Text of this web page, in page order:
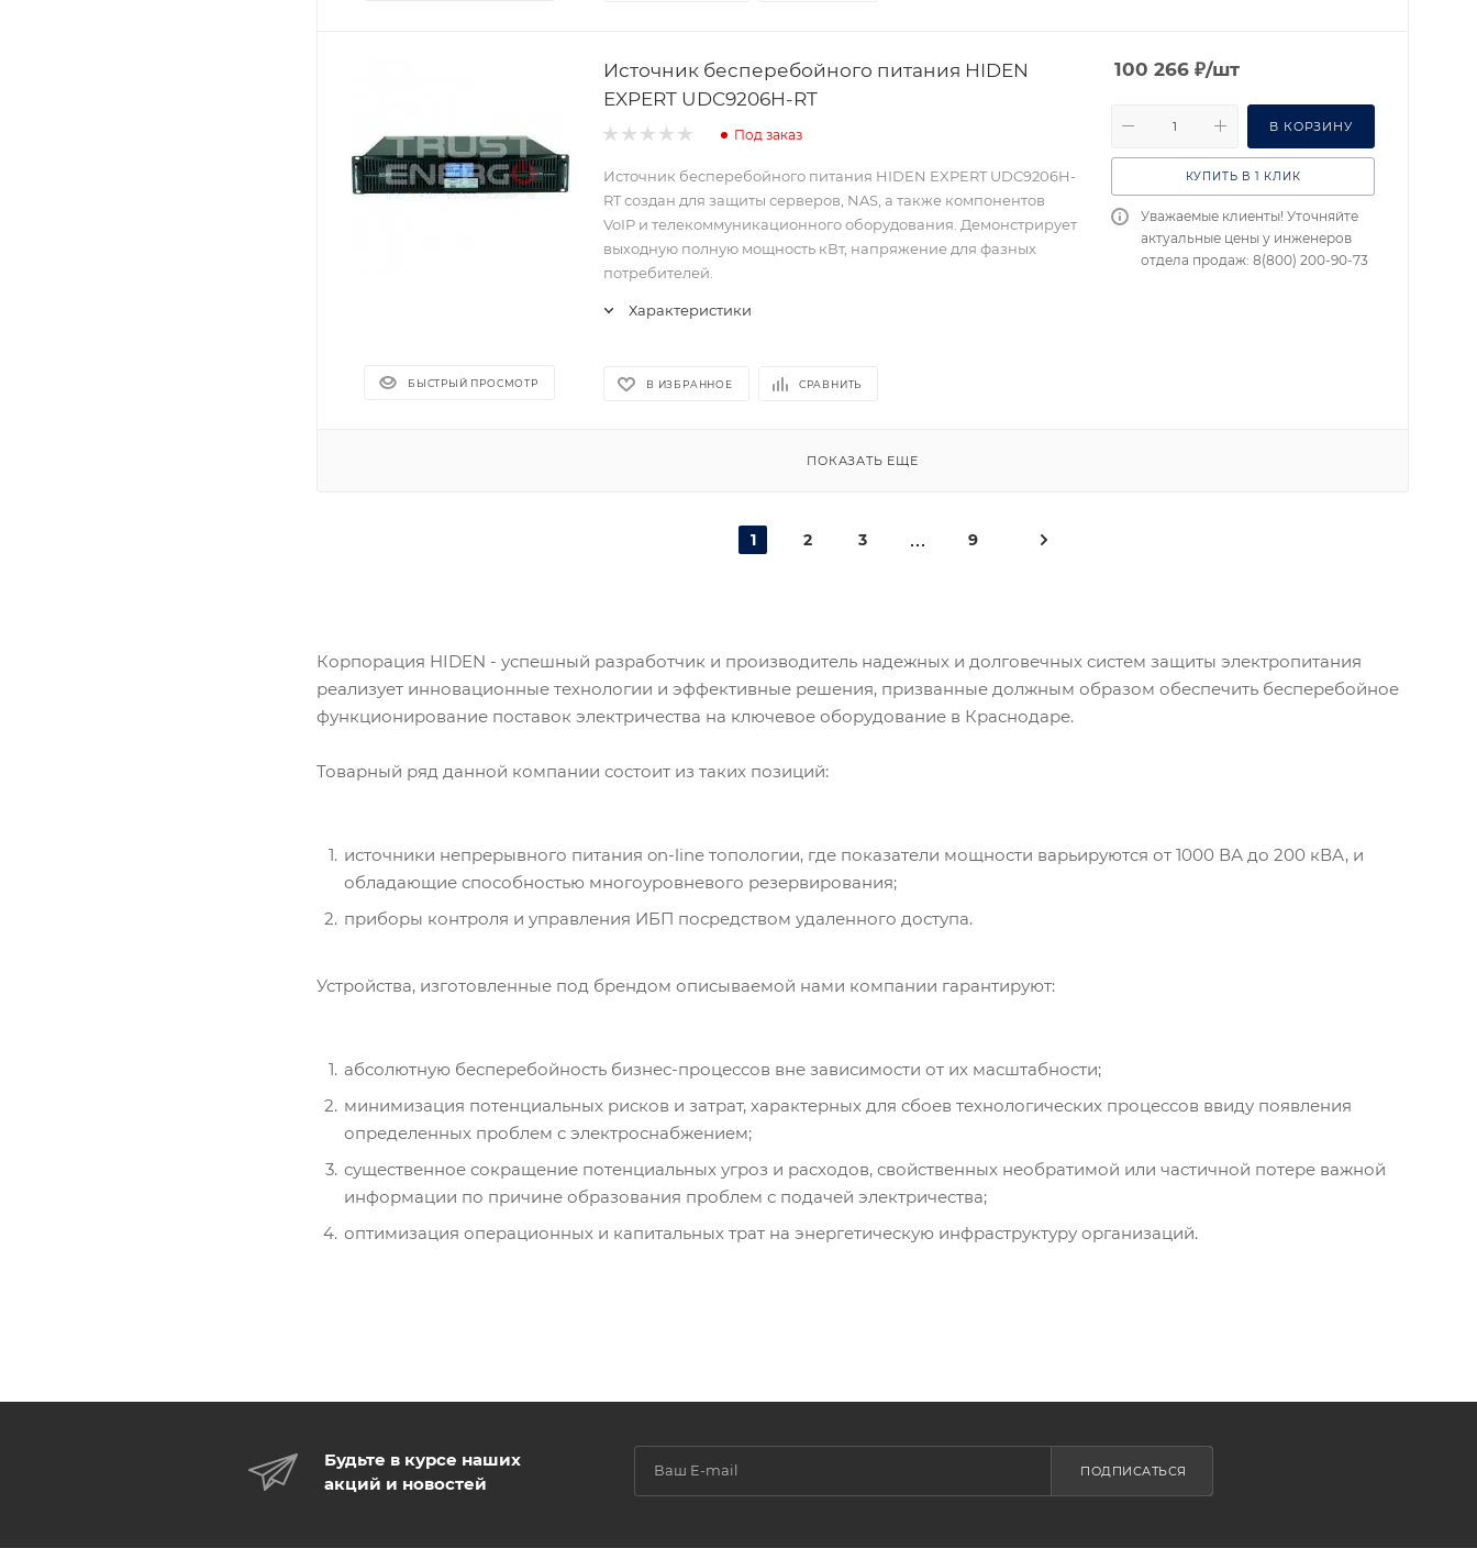
БЫСТРЫЙ ПРОСМОТР
Источник бесперебойного питания HIDEN
EXPERT UDC9206H-RT
Под заказ
Источник бесперебойного питания HIDEN EXPERT UDC9206H-
RT создан для защиты серверов, NAS, а также компонентов
VoIP и телекоммуникационного оборудования. Демонстрирует
выходную полную мощность кВт, напряжение для фазных
потребителей.
Характеристики
В ИЗБРАННОЕ СРАВНИТЬ
100 266 ₽/шт
В КОРЗИНУ
КУПИТЬ В 1 КЛИК
Уважаемые клиенты! Уточняйте
актуальные цены у инженеров
отдела продаж: 8(800) 200-90-73
ПОКАЗАТЬ ЕЩЕ
1 2 3 9
Корпорация HIDEN - успешный разработчик и производитель надежных и долговечных систем защиты электропитания
реализует инновационные технологии и эффективные решения, призванные должным образом обеспечить бесперебойное
функционирование поставок электричества на ключевое оборудование в Краснодаре.
Товарный ряд данной компании состоит из таких позиций:
источники непрерывного питания on-line топологии, где показатели мощности варьируются от 1000 ВА до 200 кВА, и
обладающие способностью многоуровневого резервирования;
приборы контроля и управления ИБП посредством удаленного доступа.
Устройства, изготовленные под брендом описываемой нами компании гарантируют:
абсолютную бесперебойность бизнес-процессов вне зависимости от их масштабности;
минимизация потенциальных рисков и затрат, характерных для сбоев технологических процессов ввиду появления
определенных проблем с электроснабжением;
существенное сокращение потенциальных угроз и расходов, свойственных необратимой или частичной потере важной
информации по причине образования проблем с подачей электричества;
оптимизация операционных и капитальных трат на энергетическую инфраструктуру организаций.
Будьте в курсе наших
акций и новостей
ПОДПИСАТЬСЯ